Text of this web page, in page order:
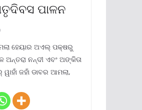
ପାଳନ
ହେୟାର ଅଏଲ୍ ପକ୍ଷରୁ
ନନ୍ଦୀ ଏବଂ ଅଙ୍କିତା
ଜହାଁ ଡାବର ଆମଲା,